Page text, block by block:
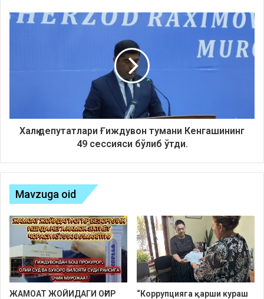
Халқ депутатлари Ғиждувон тумани Кенгашининг
49 сессияси бўлиб ўтди.
Mavzuga oid
ЖАМОАТ ЖОЙИДАГИ ОҒИР
“Коррупцияга қарши кураш